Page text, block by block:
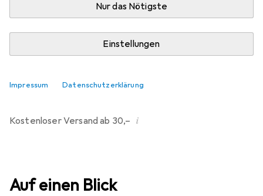
Nur das Nötigste
Einstellungen
Impressum Datenschutzerklärung
In den Warenkorb
Vergleichen
Kostenloser Versand ab 30,– i
Auf einen Blick